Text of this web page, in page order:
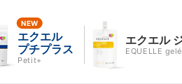
エクエル
プチプラス
Petit+
エクエル
EQUELLE